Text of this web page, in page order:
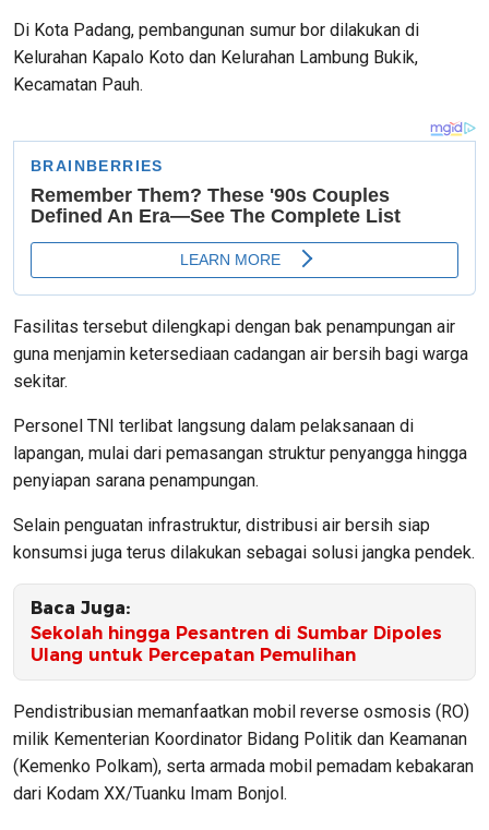
Di Kota Padang, pembangunan sumur bor dilakukan di
Kelurahan Kapalo Koto dan Kelurahan Lambung Bukik,
Kecamatan Pauh.
Fasilitas tersebut dilengkapi dengan bak penampungan air
guna menjamin ketersediaan cadangan air bersih bagi warga
sekitar.
Personel TNI terlibat langsung dalam pelaksanaan di
lapangan, mulai dari pemasangan struktur penyangga hingga
penyiapan sarana penampungan.
Selain penguatan infrastruktur, distribusi air bersih siap
konsumsi juga terus dilakukan sebagai solusi jangka pendek.
Baca Juga:
Sekolah hingga Pesantren di Sumbar Dipoles
Ulang untuk Percepatan Pemulihan
Pendistribusian memanfaatkan mobil reverse osmosis (RO)
milik Kementerian Koordinator Bidang Politik dan Keamanan
(Kemenko Polkam), serta armada mobil pemadam kebakaran
dari Kodam XX/Tuanku Imam Bonjol.